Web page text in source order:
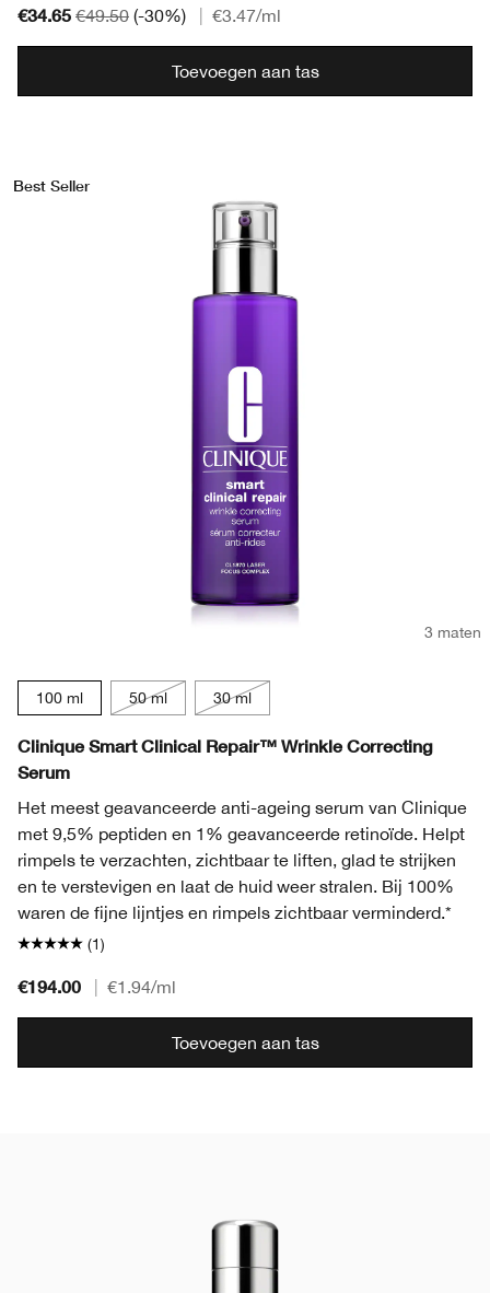
€34.65 €49.50 (-30%) €3.47/ml
Toevoegen aan tas
Best Seller
3 maten
100 ml 50 ml 30 ml
Clinique Smart Clinical Repair™ Wrinkle Correcting
Serum
Het meest geavanceerde anti-ageing serum van Clinique
met 9,5% peptiden en 1% geavanceerde retinoïde. Helpt
rimpels te verzachten, zichtbaar te liften, glad te strijken
en te verstevigen en laat de huid weer stralen. Bij 100%
waren de fijne lijntjes en rimpels zichtbaar verminderd.*
(1)
€194.00 €1.94/ml
Toevoegen aan tas